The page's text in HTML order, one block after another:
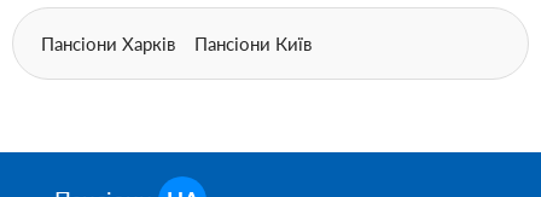
Пансіони Харків Пансіони Київ